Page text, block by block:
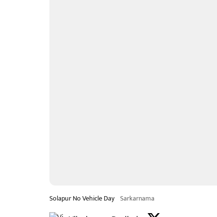
Solapur No Vehicle Day Sarkarnama